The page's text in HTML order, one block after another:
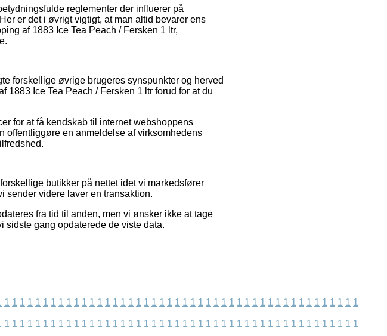
reglementer der influerer på
er det i øvrigt vigtigt, at man altid bevarer ens
af 1883 Ice Tea Peach / Fersken 1 ltr,
forskellige øvrige brugeres synspunkter og herved
1883 Ice Tea Peach / Fersken 1 ltr forud for at du
for at få kendskab til internet webshoppens
offentliggøre en anmeldelse af virksomhedens
butikker på nettet idet vi markedsfører
sender videre laver en transaktion.
fra tid til anden, men vi ønsker ikke at tage
sidste gang opdaterede de viste data.
1 1 1 1 1 1 1 1 1 1 1 1 1 1 1 1 1 1 1 1 1 1 1 1 1 1 1 1 1 1 1 1 1 1 1 1 1 1 1 1 1 1 1 1 1 1
1 1 1 1 1 1 1 1 1 1 1 1 1 1 1 1 1 1 1 1 1 1 1 1 1 1 1 1 1 1 1 1 1 1 1 1 1 1 1 1 1 1 1 1 1 1